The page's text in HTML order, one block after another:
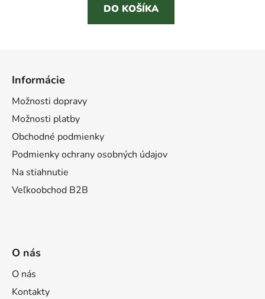
DO KOŠÍKA
Informácie
Možnosti dopravy
Možnosti platby
Obchodné podmienky
Podmienky ochrany osobných údajov
Na stiahnutie
Veľkoobchod B2B
O nás
O nás
Kontakty